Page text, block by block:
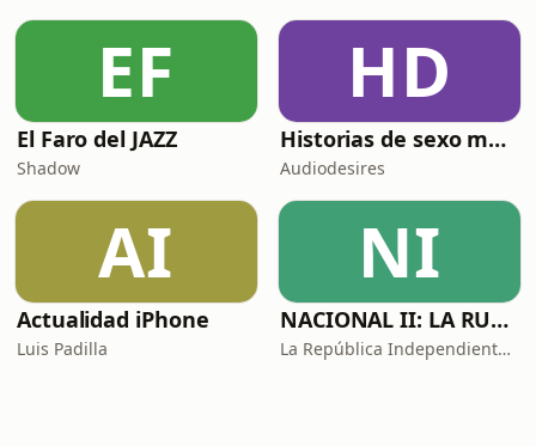
EF
El Faro del JAZZ
Shadow
HD
Historias de sexo muy intensas y calientes
Audiodesires
AI
Actualidad iPhone
Luis Padilla
NI
NACIONAL II: LA RUTA DEL EXILIO
La República Independiente de la Radio